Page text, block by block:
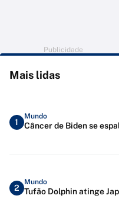
Publicidade
Mais lidas
1
Mundo
Câncer de Biden se
2
Mundo
Tufão Dolphin atinge